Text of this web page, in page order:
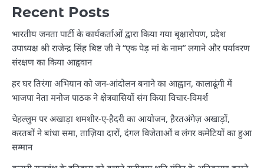
Recent Posts
भारतीय जनता पार्टी के कार्यकर्ताओं द्वारा किया गया बृक्षारोपण, प्रदेश
उपाध्यक्ष श्री राजेन्द्र सिंह बिष्ट जी ने “एक पेड़ मां के नाम” लगाने और पर्यावरण
संरक्षण का किया आहृवान
हर घर तिरंगा अभियान को जन-आंदोलन बनाने का आह्वान, कालाढूंगी में
भाजपा नेता मनोज पाठक ने क्षेत्रवासियों संग किया विचार-विमर्श
चेहल्लुम पर अखाड़ा शमशीर-ए-हैदरी का आयोजन, हैरतअंगेज़ अखाड़ों,
करतबों ने बांधा समा, ताज़िया दारों, दंगल विजेताओं व लंगर कमेटियों का हुआ
सम्मान